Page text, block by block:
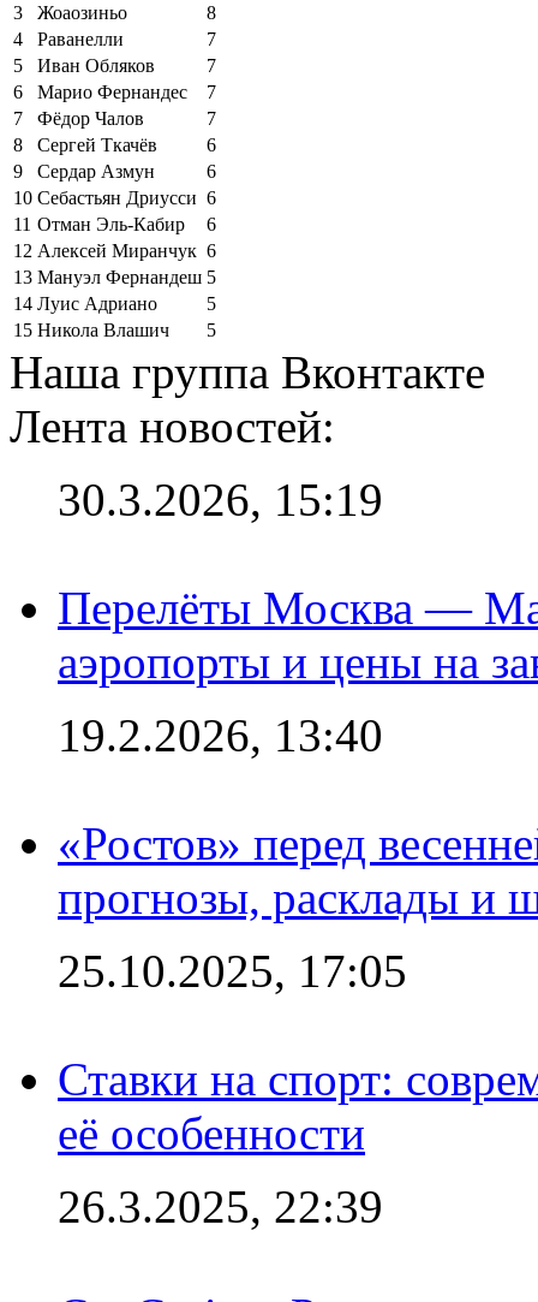
3
Жоаозиньо
8
4
Раванелли
7
5
Иван Обляков
7
6
Марио Фернандес
7
7
Фёдор Чалов
7
8
Сергей Ткачёв
6
9
Сердар Азмун
6
10 Себастьян Дриусси 6
11 Отман Эль-Кабир
6
12 Алексей Миранчук 6
13 Мануэл Фернандеш 5
14 Луис Адриано
5
15 Никола Влашич 5
Наша группа Вконтакте
Лента новостей:
30.3.2026, 15:19
Перелёты Москва —
аэропорты и цены на
19.2.2026, 13:40
«Ростов» перед
прогнозы, расклады и
25.10.2025, 17:05
Ставки на спорт:
её особенности
26.3.2025, 22:39